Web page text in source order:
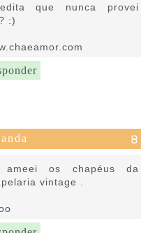
que nunca provei
:)
ameei os chapéus da
vintage .